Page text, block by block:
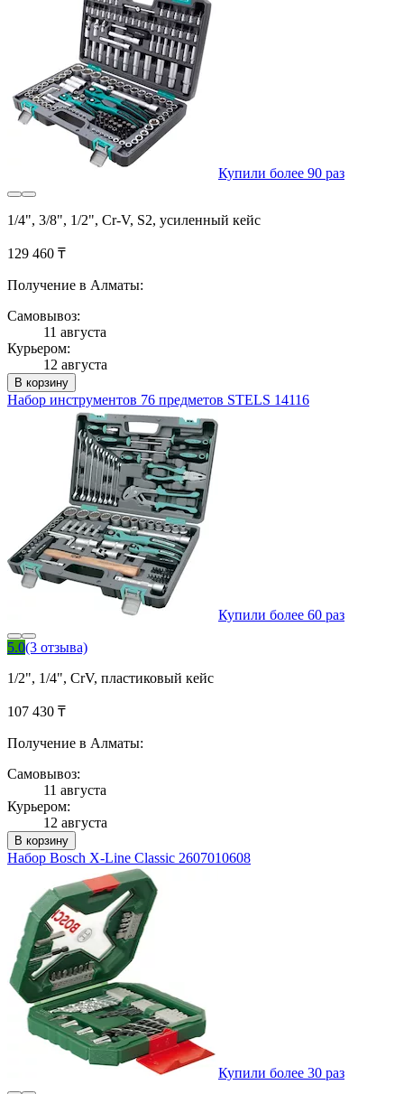
Купили более 90 раз
1/4", 3/8", 1/2", Cr-V, S2, усиленный кейс
129 460 ₸
Получение в Алматы:
Самовывоз:
11 августа
Курьером:
12 августа
В корзину
Набор инструментов 76 предметов STELS 14116
Купили более 60 раз
5.0(3 отзыва)
1/2", 1/4", CrV, пластиковый кейс
107 430 ₸
Получение в Алматы:
Самовывоз:
11 августа
Курьером:
12 августа
В корзину
Набор Bosch X-Line Classic 2607010608
Купили более 30 раз